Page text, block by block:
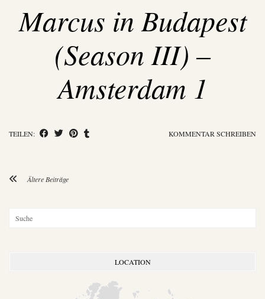
Marcus in Budapest
(Season III) –
Amsterdam 1
TEILEN: KOMMENTAR SCHREIBEN
Ältere Beiträge
LOCATION